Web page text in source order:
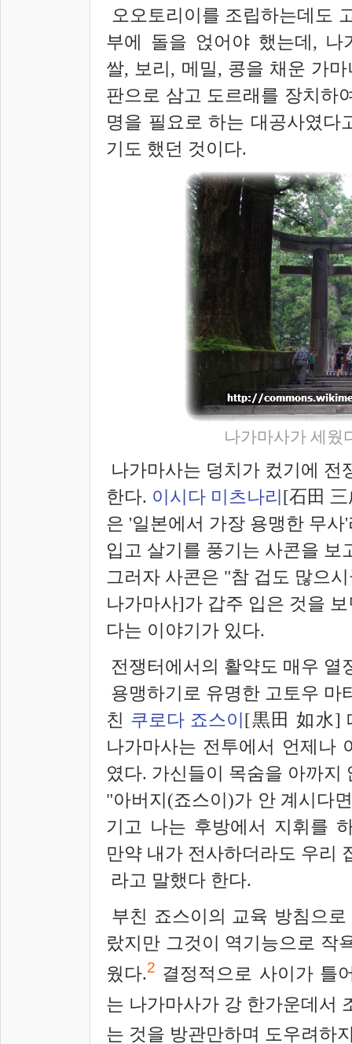
오오토리이를 조립하는데도
부에 돌을 얹어야 했는데, 나
쌀, 보리, 메밀, 콩을 채운 가
판으로 삼고 도르래를 장치하
명을 필요로 하는 대공사였다
기도 했던 것이다.
나가마사가 세웠
나가마사는 덩치가 컸기에 전
한다. 이시다 미츠나리[石田
은 '일본에서 가장 용맹한 무
입고 살기를 풍기는 사콘을 보
그러자 사콘은 "참 겁도 많으
나가마사]가 갑주 입은 것을
다는 이야기가 있다.
전쟁터에서의 활약도 매우 열
용맹하기로 유명한 고토우
친 쿠로다 죠스이[黒田 如水]
나가마사는 전투에서 언제나
였다. 가신들이 목숨을 아까지
"아버지(죠스이)가 안 계시다
기고 나는 후방에서 지휘를
만약 내가 전사하더라도 우리
라고 말했다 한다.
부친 죠스이의 교육 방침으
랐지만 그것이 역기능으로 작
웠다.2 결정적으로 사이가 틀
는 나가마사가 강 한가운데서
는 것을 방관만하며 도우려하